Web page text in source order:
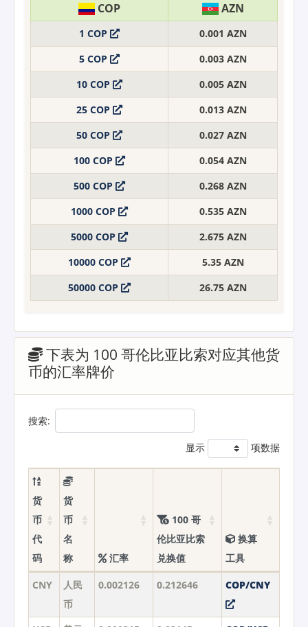
COP
AZN
1 COP
0.001 AZN
5 COP
0.003 AZN
10 COP
0.005 AZN
25 COP
0.013 AZN
50 COP
0.027 AZN
100 COP
0.054 AZN
500 COP
0.268 AZN
1000 COP
0.535 AZN
5000 COP
2.675 AZN
10000 COP
5.35 AZN
50000 COP
26.75 AZN
下表为 100 哥伦比亚比索对应其他货
币的汇率牌价
搜索:
显示 项数据
货
币
代
码
货
币
名
称
汇率
100 哥
伦比亚比索
兑换值
换算
工具
CNY
人民
币
0.002126 0.212646 COP/CNY